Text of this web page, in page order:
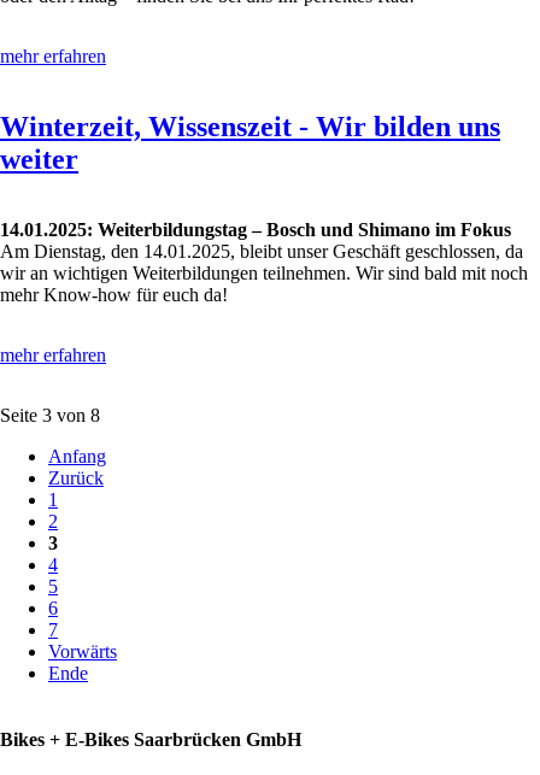
mehr erfahren
Winterzeit, Wissenszeit - Wir bilden uns
weiter
14.01.2025: Weiterbildungstag – Bosch und Shimano im Fokus
Am Dienstag, den 14.01.2025, bleibt unser Geschäft geschlossen, da
wir an wichtigen Weiterbildungen teilnehmen. Wir sind bald mit noch
mehr Know-how für euch da!
mehr erfahren
Seite 3 von 8
Anfang
Zurück
1
2
3
4
5
6
7
Vorwärts
Ende
Bikes + E-Bikes Saarbrücken GmbH